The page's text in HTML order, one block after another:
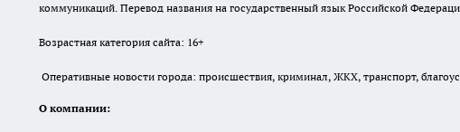
коммуникаций. Перевод названия на государственный язык Российской
Возрастная категория сайта: 16+
Оперативные новости города: происшествия, криминал, ЖКХ, транспорт,
О компании: